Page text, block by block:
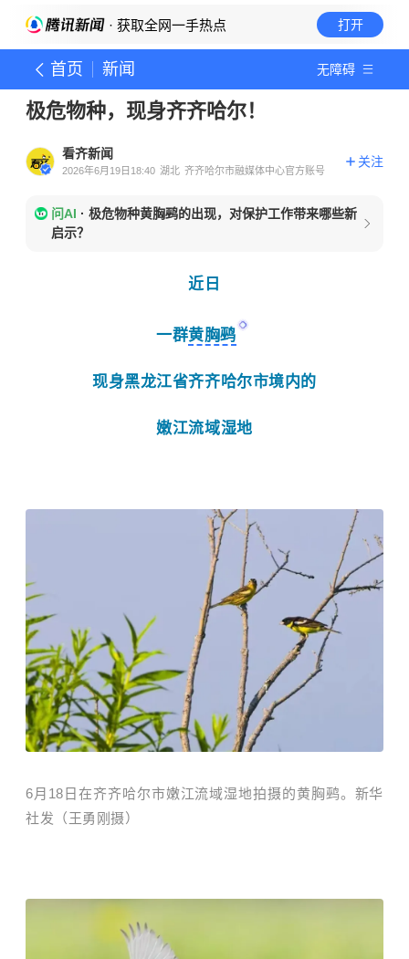
· 获取全网一手热点 打开
首页 新闻 无障碍
极危物种，现身齐齐哈尔！
看齐新闻
2026年6月19日18:40 湖北 齐齐哈尔市融媒体中心官方账号
关注
问AI · 极危物种黄胸鹀的出现，对保护工作带来哪些新
启示？
近日
一群黄胸鹀
现身黑龙江省齐齐哈尔市境内的
嫩江流域湿地
6月18日在齐齐哈尔市嫩江流域湿地拍摄的黄胸鹀。新华
社发（王勇刚摄）